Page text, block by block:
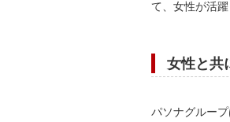
て、女性が活
女性と共
パソナグルー